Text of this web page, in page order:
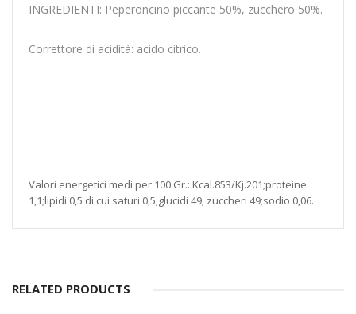
INGREDIENTI: Peperoncino piccante 50%, zucchero 50%.
Correttore di acidità: acido citrico.
Valori energetici medi per 100 Gr.: Kcal.853/Kj.201;proteine
1,1;lipidi 0,5 di cui saturi 0,5;glucidi 49; zuccheri 49;sodio 0,06.
RELATED PRODUCTS